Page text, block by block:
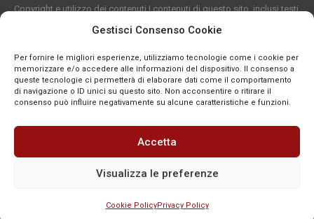
Gestisci Consenso Cookie
Per fornire le migliori esperienze, utilizziamo tecnologie come i cookie per
memorizzare e/o accedere alle informazioni del dispositivo. Il consenso a
queste tecnologie ci permetterà di elaborare dati come il comportamento
di navigazione o ID unici su questo sito. Non acconsentire o ritirare il
consenso può influire negativamente su alcune caratteristiche e funzioni.
Accetta
Visualizza le preferenze
Cookie PolicyPrivacy Policy
Copyright e utilizzo dei contenuti I contenuti di questo sito, inclusi testi,
articoli, immagini, fotografie, video e grafica, sono protetti da copyright e
indicazione. La riproduzione totale o parziale dei contenuti è consentita
solo previa autorizzazione o citando chiaramente la fonte, con link diretto
alla pagina originale, quando previsto. I contenuti provenienti da terze
parti sono pubblicati a fini informativi e restano di proprietà dei legittimi
titolari dei diritti. Se un contenuto viola diritti d’autore o norme vigenti, è
possibile segnalarlo per la verifica e l’eventuale rimozione tramite
comunicazione mail all'indirizzo redazione@news-town.it